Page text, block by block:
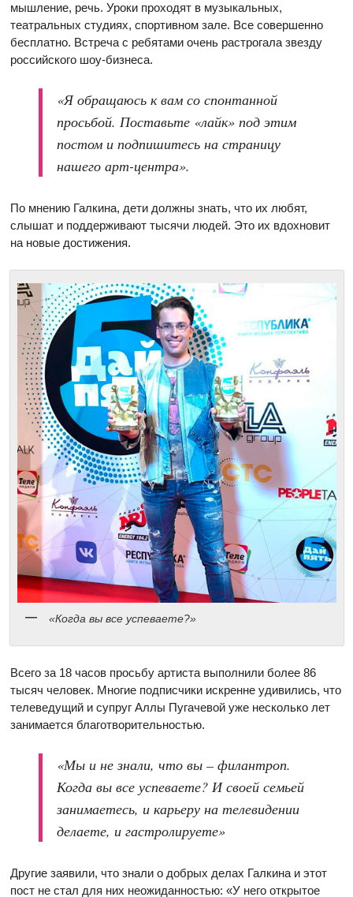
мышление, речь. Уроки проходят в музыкальных,
театральных студиях, спортивном зале. Все совершенно
бесплатно. Встреча с ребятами очень растрогала звезду
российского шоу-бизнеса.
«Я обращаюсь к вам со спонтанной
просьбой. Поставьте «лайк» под этим
постом и подпишитесь на страницу
нашего арт-центра».
По мнению Галкина, дети должны знать, что их любят,
слышат и поддерживают тысячи людей. Это их вдохновит
на новые достижения.
«Когда вы все успеваете?»
Всего за 18 часов просьбу артиста выполнили более 86
тысяч человек. Многие подписчики искренне удивились, что
телеведущий и супруг Аллы Пугачевой уже несколько лет
занимается благотворительностью.
«Мы и не знали, что вы – филантроп.
Когда вы все успеваете? И своей семьей
занимаетесь, и карьеру на телевидении
делаете, и гастролируете»
Другие заявили, что знали о добрых делах Галкина и этот
пост не стал для них неожиданностью: «У него открытое